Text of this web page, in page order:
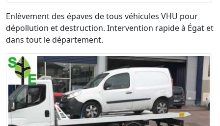
Enlèvement des épaves de tous véhicules VHU pour
dépollution et destruction. Intervention rapide à Égat et
dans tout le département.